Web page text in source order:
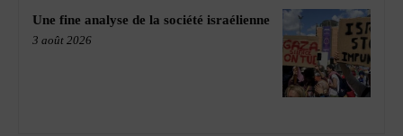
Une fine analyse de la société israélienne
3 août 2026